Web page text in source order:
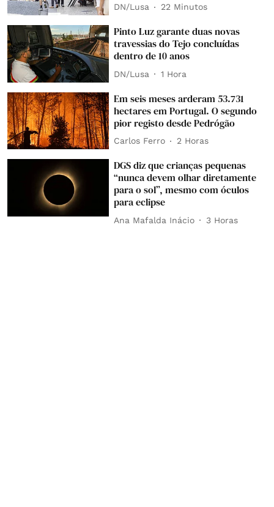
DN/Lusa 22 Minutos
Pinto Luz garante duas novas
travessias do Tejo concluídas
dentro de 10 anos
DN/Lusa 1 Hora
Em seis meses arderam 53.731
hectares em Portugal. O segundo
pior registo desde Pedrógão
Carlos Ferro 2 Horas
DGS diz que crianças pequenas
“nunca devem olhar diretamente
para o sol”, mesmo com óculos
para eclipse
Ana Mafalda Inácio 3 Horas